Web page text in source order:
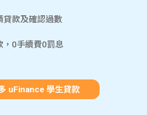
貸款及確認過數
，0手續費0罰息
uFinance 學生貸款